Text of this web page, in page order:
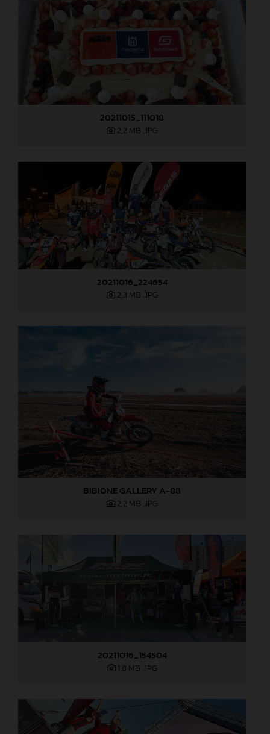
20211015_111018
2,2 MB .JPG
20211016_224654
2,3 MB .JPG
BIBIONE GALLERY A-88
2,2 MB .JPG
20211016_154504
1,8 MB .JPG